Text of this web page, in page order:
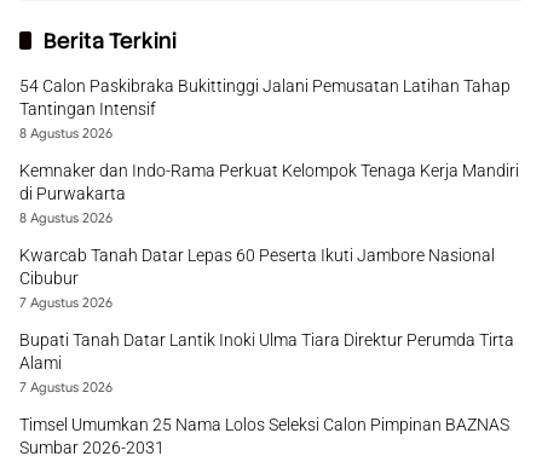
Berita Terkini
54 Calon Paskibraka Bukittinggi Jalani Pemusatan Latihan Tahap
Tantingan Intensif
8 Agustus 2026
Kemnaker dan Indo-Rama Perkuat Kelompok Tenaga Kerja Mandiri
di Purwakarta
8 Agustus 2026
Kwarcab Tanah Datar Lepas 60 Peserta Ikuti Jambore Nasional
Cibubur
7 Agustus 2026
Bupati Tanah Datar Lantik Inoki Ulma Tiara Direktur Perumda Tirta
Alami
7 Agustus 2026
Timsel Umumkan 25 Nama Lolos Seleksi Calon Pimpinan BAZNAS
Sumbar 2026-2031